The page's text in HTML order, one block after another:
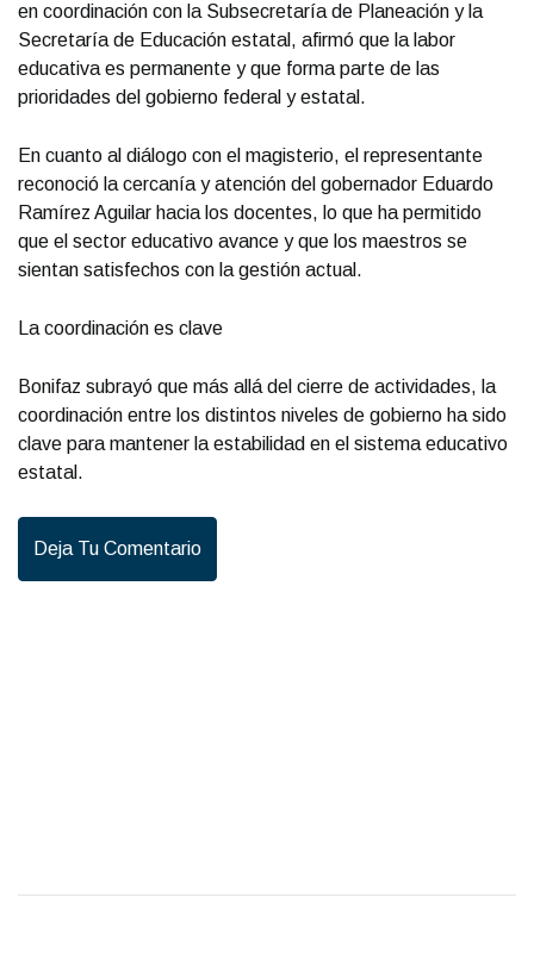
en coordinación con la Subsecretaría de Planeación y la
Secretaría de Educación estatal, afirmó que la labor
educativa es permanente y que forma parte de las
prioridades del gobierno federal y estatal.
En cuanto al diálogo con el magisterio, el representante
reconoció la cercanía y atención del gobernador Eduardo
Ramírez Aguilar hacia los docentes, lo que ha permitido
que el sector educativo avance y que los maestros se
sientan satisfechos con la gestión actual.
La coordinación es clave
Bonifaz subrayó que más allá del cierre de actividades, la
coordinación entre los distintos niveles de gobierno ha sido
clave para mantener la estabilidad en el sistema educativo
estatal.
Deja Tu Comentario